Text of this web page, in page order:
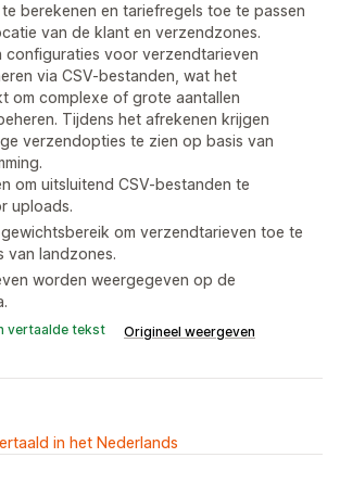
berekenen en tariefregels toe te passen
van de klant en verzendzones.
configuraties voor verzendtarieven
via CSV-bestanden, wat het
om complexe of grote aantallen
Tijdens het afrekenen krijgen
verzendopties te zien op basis van
om uitsluitend CSV-bestanden te
uploads.
om verzendtarieven toe te
van landzones.
worden weergegeven op de
vertaalde tekst Origineel weergeven
in het Nederlands